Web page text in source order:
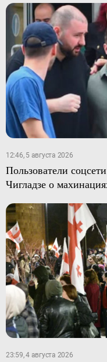
12:46, 5 августа 2026
Пользователи
Чигладзе о
23:59, 4 августа 2026